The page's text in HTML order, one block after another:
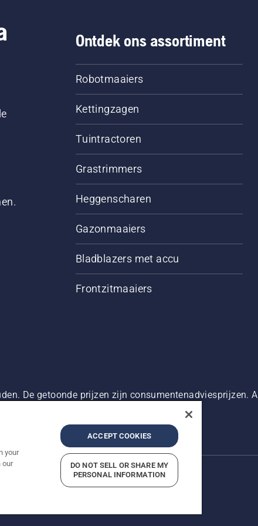
Ontdek ons assortiment
Robotmaaiers
Kettingzagen
Tuintractoren
Grastrimmers
Heggenscharen
Gazonmaaiers
Bladblazers met accu
Frontzitmaaiers
De getoonde prijzen zijn consumentenadviesprijzen.
Meld vermoedelijke schendingen
your
our
ACCEPT COOKIES
DO NOT SELL OR SHARE MY
PERSONAL INFORMATION